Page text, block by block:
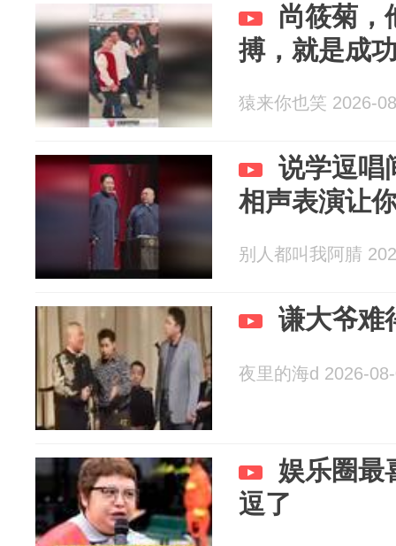
尚筱菊，
搏，就是成
猿来你也笑 2026-
说学逗唱
相声表演让
别人都叫我阿腈
谦大爷难
夜里的海d 2026-
娱乐圈最
逗了